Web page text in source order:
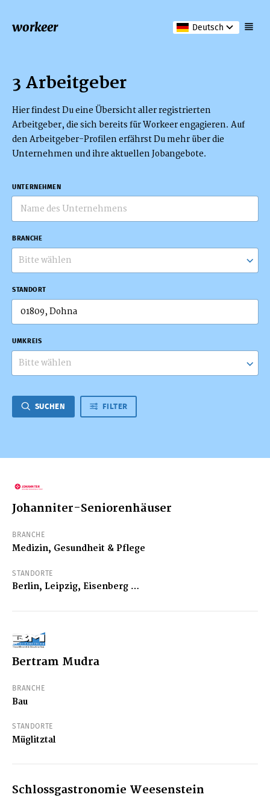
workeer Deutsch
3 Arbeitgeber
Hier findest Du eine Übersicht aller registrierten
Arbeitgeber, die sich bereits für Workeer engagieren. Auf
den Arbeitgeber-Profilen erfährst Du mehr über die
Unternehmen und ihre aktuellen Jobangebote.
UNTERNEHMEN
BRANCHE
Bitte wählen
STANDORT
UMKREIS
Bitte wählen
SUCHEN FILTER
Johanniter-Seniorenhäuser
BRANCHE
Medizin, Gesundheit & Pflege
STANDORTE
Berlin, Leipzig, Eisenberg …
Bertram Mudra
BRANCHE
Bau
STANDORTE
Müglitztal
Schlossgastronomie Weesenstein